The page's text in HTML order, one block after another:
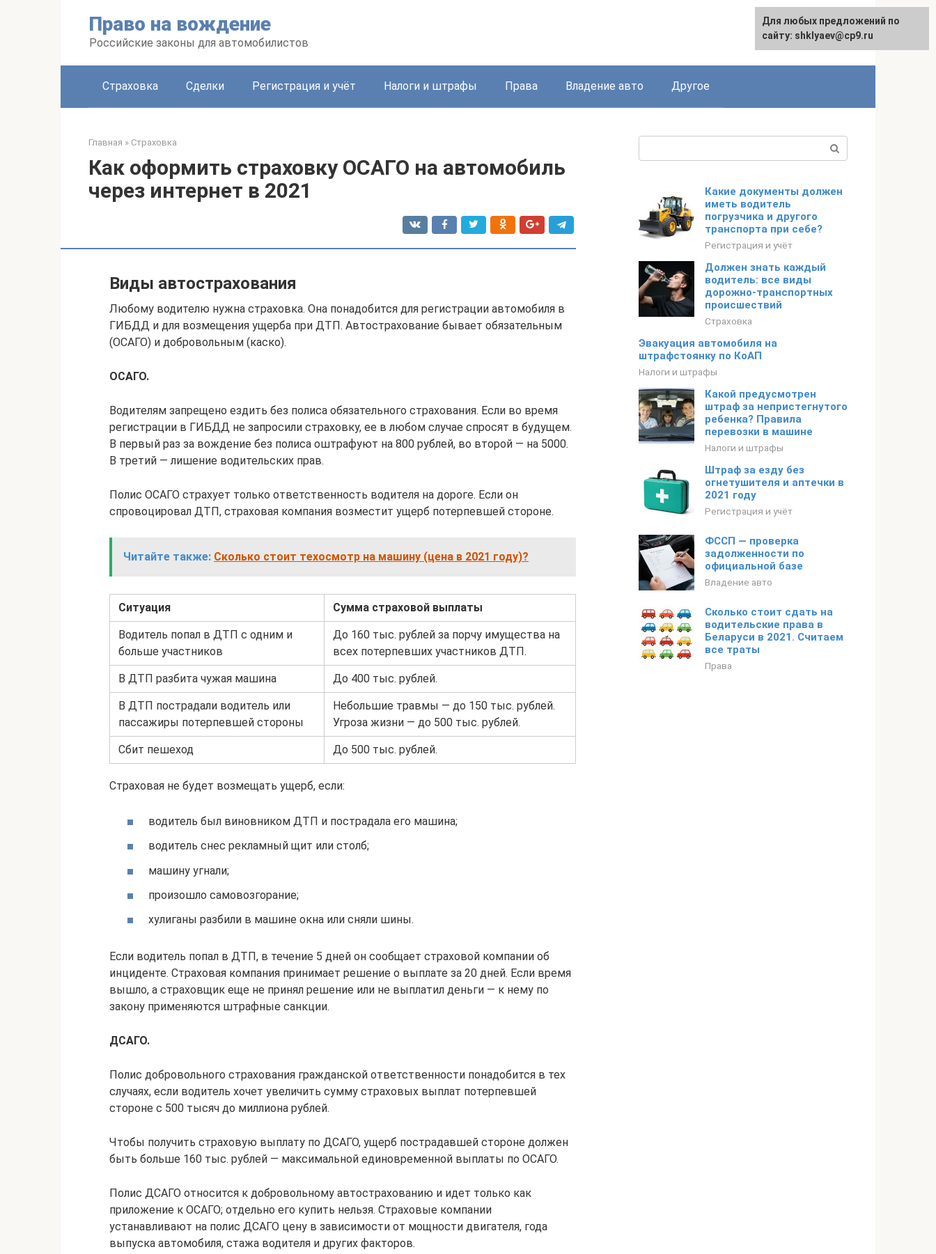
Право на вождение
Российские законы для автомобилистов
Страховка Сделки Регистрация и учёт Налоги и штрафы Права Владение авто Другое
Главная » Страховка
Как оформить страховку ОСАГО на автомобиль
через интернет в 2021
Виды автострахования
Любому водителю нужна страховка. Она понадобится для регистрации автомобиля в
ГИБДД и для возмещения ущерба при ДТП. Автострахование бывает обязательным
(ОСАГО) и добровольным (каско).
ОСАГО.
Водителям запрещено ездить без полиса обязательного страхования. Если во время
регистрации в ГИБДД не запросили страховку, ее в любом случае спросят в будущем.
В первый раз за вождение без полиса оштрафуют на 800 рублей, во второй — на 5000.
В третий — лишение водительских прав.
Полис ОСАГО страхует только ответственность водителя на дороге. Если он
спровоцировал ДТП, страховая компания возместит ущерб потерпевшей стороне.
Читайте также: Сколько стоит техосмотр на машину (цена в 2021 году)?
Ситуация Сумма страховой выплаты
Водитель попал в ДТП с одним и
больше участников
До 160 тыс. рублей за порчу имущества на
всех потерпевших участников ДТП.
В ДТП разбита чужая машина До 400 тыс. рублей.
В ДТП пострадали водитель или
пассажиры потерпевшей стороны
Небольшие травмы — до 150 тыс. рублей.
Угроза жизни — до 500 тыс. рублей.
Сбит пешеход До 500 тыс. рублей.
Страховая не будет возмещать ущерб, если:
водитель был виновником ДТП и пострадала его машина;
водитель снес рекламный щит или столб;
машину угнали;
произошло самовозгорание;
хулиганы разбили в машине окна или сняли шины.
Если водитель попал в ДТП, в течение 5 дней он сообщает страховой компании об
инциденте. Страховая компания принимает решение о выплате за 20 дней. Если время
вышло, а страховщик еще не принял решение или не выплатил деньги — к нему по
закону применяются штрафные санкции.
ДСАГО.
Полис добровольного страхования гражданской ответственности понадобится в тех
случаях, если водитель хочет увеличить сумму страховых выплат потерпевшей
стороне с 500 тысяч до миллиона рублей.
Чтобы получить страховую выплату по ДСАГО, ущерб пострадавшей стороне должен
быть больше 160 тыс. рублей — максимальной единовременной выплаты по ОСАГО.
Полис ДСАГО относится к добровольному автострахованию и идет только как
приложение к ОСАГО; отдельно его купить нельзя. Страховые компании
устанавливают на полис ДСАГО цену в зависимости от мощности двигателя, года
выпуска автомобиля, стажа водителя и других факторов.
Какие документы должен
иметь водитель
погрузчика и другого
транспорта при себе?
Регистрация и учёт
Должен знать каждый
водитель: все виды
дорожно-транспортных
происшествий
Страховка
Эвакуация автомобиля на
штрафстоянку по КоАП
Налоги и штрафы
Какой предусмотрен
штраф за непристегнутого
ребенка? Правила
перевозки в машине
Налоги и штрафы
Штраф за езду без
огнетушителя и аптечки в
2021 году
Регистрация и учёт
ФССП — проверка
задолженности по
официальной базе
Владение авто
Сколько стоит сдать на
водительские права в
Беларуси в 2021. Считаем
все траты
Права
Для любых предложений по
сайту: shklyaev@cp9.ru